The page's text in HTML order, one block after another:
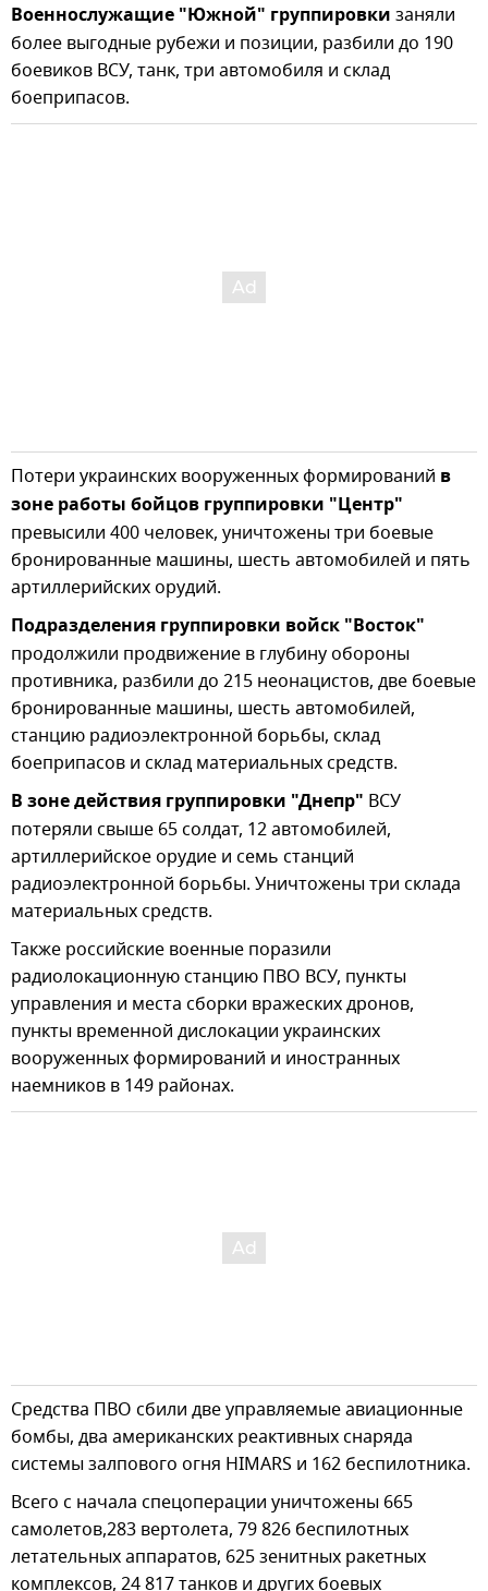
Военнослужащие "Южной" группировки заняли
более выгодные рубежи и позиции, разбили до 190
боевиков ВСУ, танк, три автомобиля и склад
боеприпасов.
Потери украинских вооруженных формирований в
зоне работы бойцов группировки "Центр"
превысили 400 человек, уничтожены три боевые
бронированные машины, шесть автомобилей и пять
артиллерийских орудий.
Подразделения группировки войск "Восток"
продолжили продвижение в глубину обороны
противника, разбили до 215 неонацистов, две боевые
бронированные машины, шесть автомобилей,
станцию радиоэлектронной борьбы, склад
боеприпасов и склад материальных средств.
В зоне действия группировки "Днепр" ВСУ
потеряли свыше 65 солдат, 12 автомобилей,
артиллерийское орудие и семь станций
радиоэлектронной борьбы. Уничтожены три склада
материальных средств.
Также российские военные поразили
радиолокационную станцию ПВО ВСУ, пункты
управления и места сборки вражеских дронов,
пункты временной дислокации украинских
вооруженных формирований и иностранных
наемников в 149 районах.
Средства ПВО сбили две управляемые авиационные
бомбы, два американских реактивных снаряда
системы залпового огня HIMARS и 162 беспилотника.
Всего с начала спецоперации уничтожены 665
самолетов,283 вертолета, 79 826 беспилотных
летательных аппаратов, 625 зенитных ракетных
комплексов, 24 817 танков и других боевых